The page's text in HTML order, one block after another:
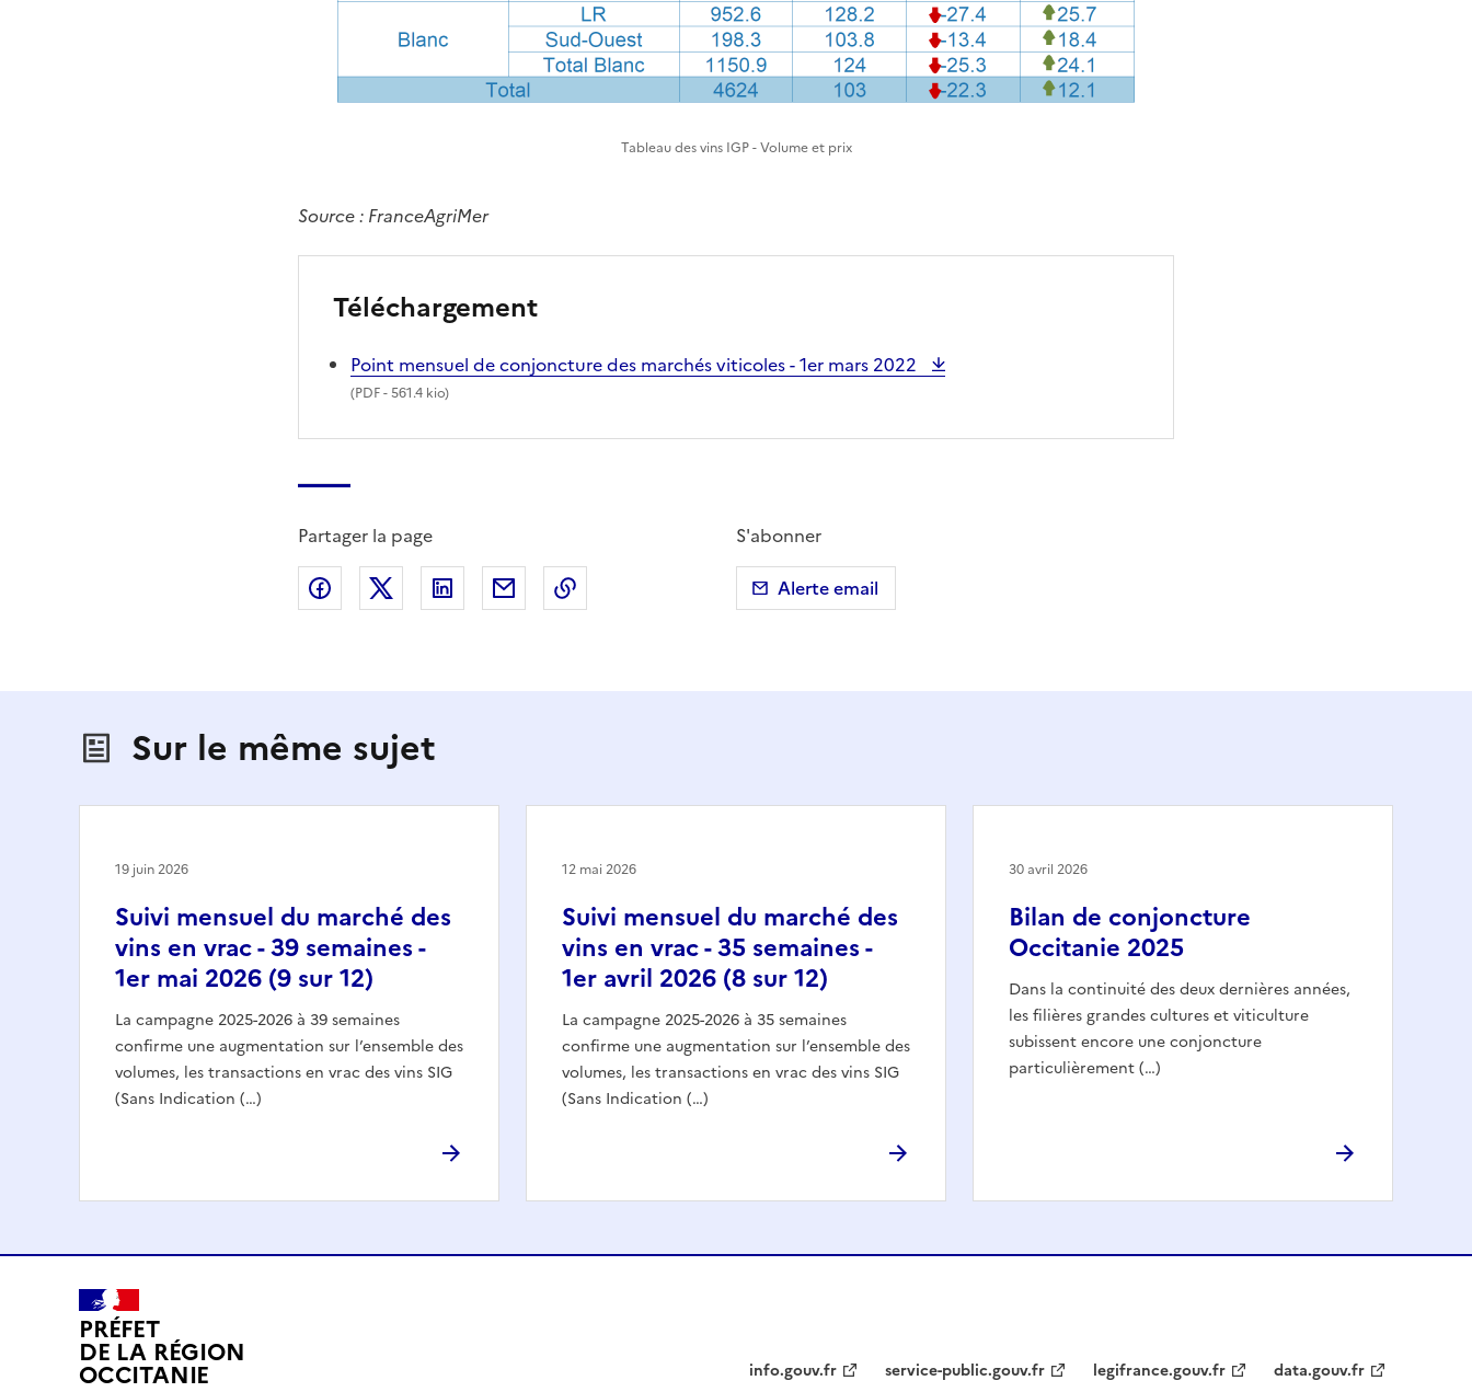
Tableau des vins IGP - Volume et prix
Source : FranceAgriMer
Téléchargement
Point mensuel de conjoncture des marchés viticoles - 1er mars 2022
(PDF- 561.4 kio)
Partager la page
Partager sur Facebook
Partager sur X (anciennement Twitter)
Partager sur LinkedIn
Partager par emailCopier dans le presse-papier
S'abonner
Alerte email
Sur le même sujet
Suivi mensuel du marché des
vins en vrac - 39 semaines -
1er mai 2026 (9 sur 12)
La campagne 2025-2026 à 39 semaines
confirme une augmentation sur l’ensemble des
volumes, les transactions en vrac des vins SIG
(Sans Indication (…)
19 juin 2026
Suivi mensuel du marché des
vins en vrac - 35 semaines -
1er avril 2026 (8 sur 12)
La campagne 2025-2026 à 35 semaines
confirme une augmentation sur l’ensemble des
volumes, les transactions en vrac des vins SIG
(Sans Indication (…)
12 mai 2026
Bilan de conjoncture
Occitanie 2025
Dans la continuité des deux dernières années,
les filières grandes cultures et viticulture
subissent encore une conjoncture
particulièrement (…)
30 avril 2026
PRÉFET
DE LA RÉGION
OCCITANIE info.gouv.fr service-public.gouv.fr legifrance.gouv.fr data.gouv.fr